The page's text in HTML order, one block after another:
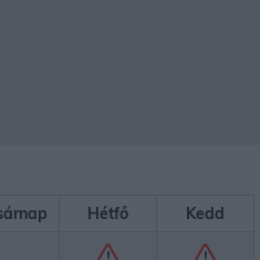
Hétfő Kedd